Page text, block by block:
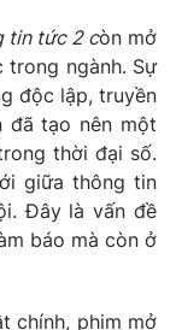
tin tức 2 còn mở
trong ngành. Sự
độc lập, truyền
đã tạo nên một
thời đại số.
giữa thông tin
Đây là vấn đề
báo mà còn ở
chính, phim mở